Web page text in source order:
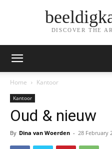
DISCOVER THE
Home Kantoor
Kantoor
Oud & nieuw
By Dina van Woerden - 28 February